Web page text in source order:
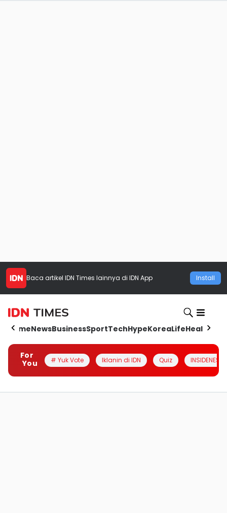
Baca artikel IDN Times lainnya di IDN App Install
HomeNewsBusinessSportTechHypeKoreaLifeHealth
For
You
# Yuk Vote Iklanin di IDN Quiz INSIDENESIA